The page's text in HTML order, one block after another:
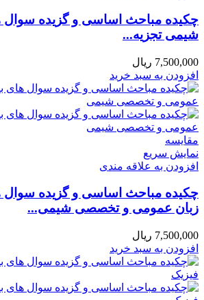
چکیده مباحث اساسی و گزیده سوال
شیمی تجزیه...
7,500,000 ریال
افزودن به سبد خرید
مقايسه
نمایش سریع
افزودن به علاقه مندی
چکیده مباحث اساسی و گزیده سوال
زبان عمومی و تخصصی شیمی...
7,500,000 ریال
افزودن به سبد خرید